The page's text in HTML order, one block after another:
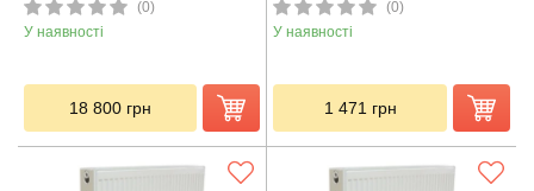
(0)
У наявності
18 800 грн
(0)
У наявності
1 471 грн